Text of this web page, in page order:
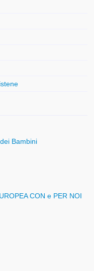
Bambini
CON e PER NOI